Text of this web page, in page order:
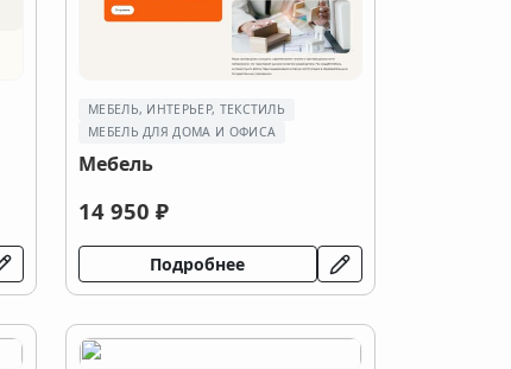
МЕБЕЛЬ, ИНТЕРЬЕР, ТЕКСТИЛЬ
МЕБЕЛЬ ДЛЯ ДОМА И ОФИСА
Мебель
14 950 ₽
Подробнее